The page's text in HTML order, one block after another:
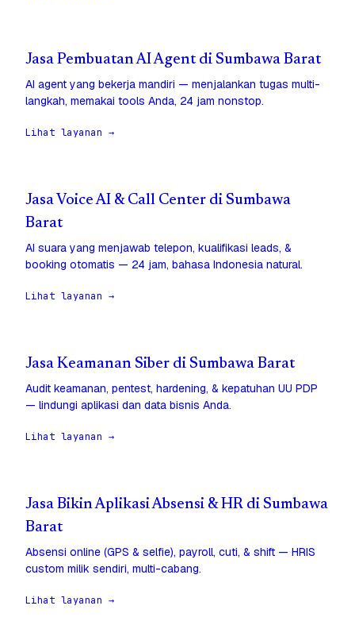
Jasa Pembuatan AI Agent di Sumbawa Barat
AI agent yang bekerja mandiri — menjalankan tugas multi-
langkah, memakai tools Anda, 24 jam nonstop.
Lihat layanan →
Jasa Voice AI & Call Center di Sumbawa
Barat
AI suara yang menjawab telepon, kualifikasi leads, &
booking otomatis — 24 jam, bahasa Indonesia natural.
Lihat layanan →
Jasa Keamanan Siber di Sumbawa Barat
Audit keamanan, pentest, hardening, & kepatuhan UU PDP
— lindungi aplikasi dan data bisnis Anda.
Lihat layanan →
Jasa Bikin Aplikasi Absensi & HR di Sumbawa
Barat
Absensi online (GPS & selfie), payroll, cuti, & shift — HRIS
custom milik sendiri, multi-cabang.
Lihat layanan →